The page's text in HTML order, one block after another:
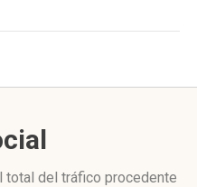
total del tráfico procedente